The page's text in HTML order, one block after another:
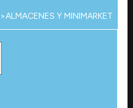
>ALMACENES Y MINIMARKET